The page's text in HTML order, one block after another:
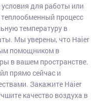
для работы или
процесс
температуру в
Мы уверены, что Haier
помощником в
в вашем пространстве.
прямо сейчас и
Закажите Haier
качество воздуха в